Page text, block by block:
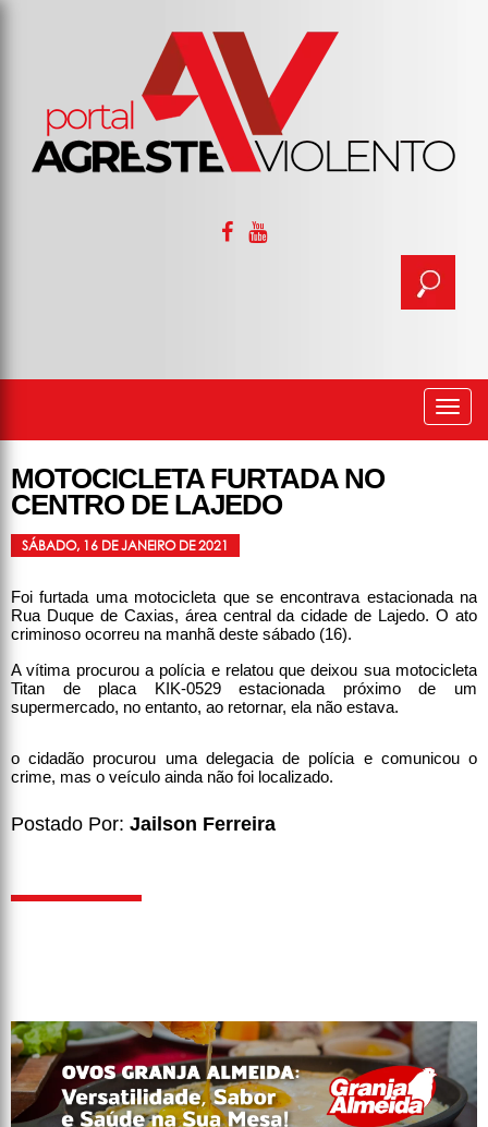
MOTOCICLETA FURTADA NO
CENTRO DE LAJEDO
SÁBADO, 16 DE JANEIRO DE 2021
Foi furtada uma motocicleta que se encontrava estacionada na
Rua Duque de Caxias, área central da cidade de Lajedo. O ato
criminoso ocorreu na manhã deste sábado (16).
A vítima procurou a polícia e relatou que deixou sua motocicleta
Titan de placa KIK-0529 estacionada próximo de um
supermercado, no entanto, ao retornar, ela não estava.
o cidadão procurou uma delegacia de polícia e comunicou o
crime, mas o veículo ainda não foi localizado.
Postado Por: Jailson Ferreira